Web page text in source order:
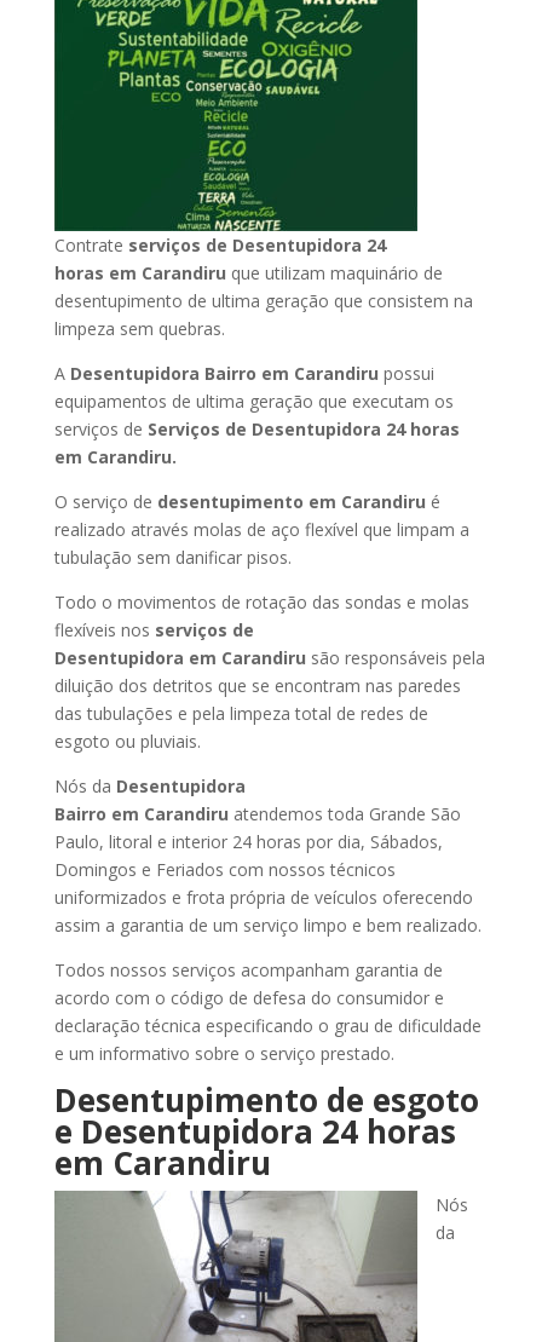
Contrate serviços de Desentupidora 24
horas em Carandiru que utilizam maquinário de
desentupimento de ultima geração que consistem na
limpeza sem quebras.
A Desentupidora Bairro em Carandiru possui
equipamentos de ultima geração que executam os
serviços de Serviços de Desentupidora 24 horas
em Carandiru.
O serviço de desentupimento em Carandiru é
realizado através molas de aço flexível que limpam a
tubulação sem danificar pisos.
Todo o movimentos de rotação das sondas e molas
flexíveis nos serviços de
Desentupidora em Carandiru são responsáveis pela
diluição dos detritos que se encontram nas paredes
das tubulações e pela limpeza total de redes de
esgoto ou pluviais.
Nós da Desentupidora
Bairro em Carandiru atendemos toda Grande São
Paulo, litoral e interior 24 horas por dia, Sábados,
Domingos e Feriados com nossos técnicos
uniformizados e frota própria de veículos oferecendo
assim a garantia de um serviço limpo e bem realizado.
Todos nossos serviços acompanham garantia de
acordo com o código de defesa do consumidor e
declaração técnica especificando o grau de dificuldade
e um informativo sobre o serviço prestado.
Desentupimento de esgoto
e Desentupidora 24 horas
em Carandiru
Nós
da